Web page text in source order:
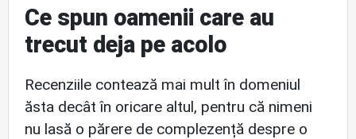
Ce spun oamenii care au
trecut deja pe acolo
Recenziile contează mai mult în domeniul
ăsta decât în oricare altul, pentru că nimeni
nu lasă o părere de complezență despre o